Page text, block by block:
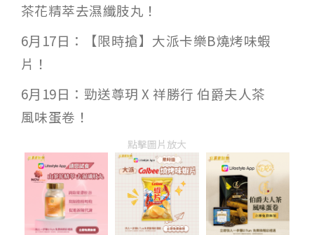
茶花精萃去濕纖肢丸！
6月17日：【限時搶】大派卡樂B燒烤味蝦
片！
6月19日：勁送尊玥 X 祥勝行 伯爵夫人茶
風味蛋卷！
點擊圖片放大